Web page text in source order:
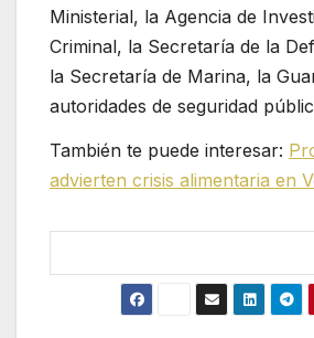
Ministerial, la Agencia de
Criminal, la Secretaría de la
la Secretaría de Marina, la
autoridades de seguridad
También te puede interesar:
advierten crisis alimentaria en